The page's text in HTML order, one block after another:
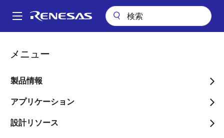
ン
Main
メニュー
製品情報
アプリケーション
設計リソース
パ
ン
く
ず
ーマットする方法